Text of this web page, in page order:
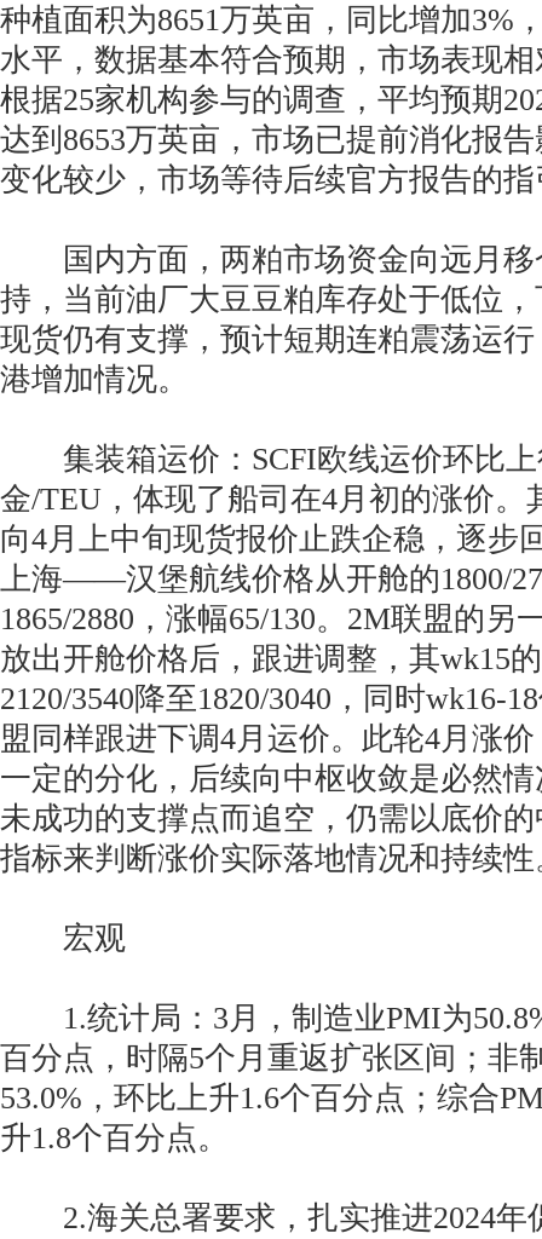
种植面积为8651万英亩，同比增加3%
水平，数据基本符合预期，市场表现
根据25家机构参与的调查，平均预期
达到8653万英亩，市场已提前消化报
变化较少，市场等待后续官方报告的
国内方面，两粕市场资金向远月移
持，当前油厂大豆豆粕库存处于低位
现货仍有支撑，预计短期连粕震荡运
港增加情况。
集装箱运价：SCFI欧线运价环比上
金/TEU，体现了船司在4月初的涨价。
向4月上中旬现货报价止跌企稳，逐步
上海——汉堡航线价格从开舱的1800/
1865/2880，涨幅65/130。2M联盟的另
放出开舱价格后，跟进调整，其wk15
2120/3540降至1820/3040，同时wk16-
盟同样跟进下调4月运价。此轮4月涨
一定的分化，后续向中枢收敛是必然
未成功的支撑点而追空，仍需以底价
指标来判断涨价实际落地情况和持续性
宏观
1.统计局：3月，制造业PMI为
百分点，时隔5个月重返扩张区间；非
53.0%，环比上升1.6个百分点；综合
升1.8个百分点。
2.海关总署要求，扎实推进2024年